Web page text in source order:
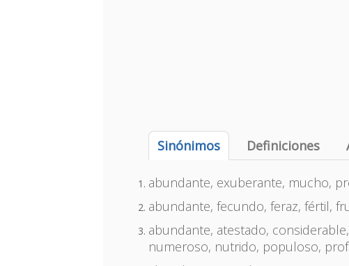
Sinónimos Definiciones
abundante, exuberante, mucho,
abundante, fecundo, feraz, fértil,
abundante, atestado,
numeroso, nutrido, populoso,